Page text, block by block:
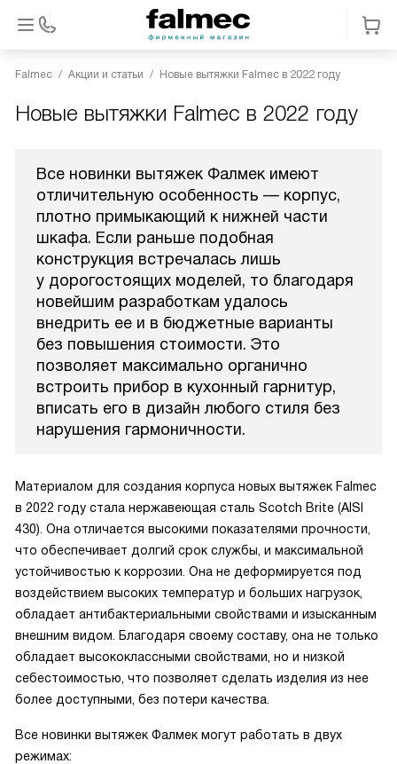
Falmec Акции и статьи Новые вытяжки Falmec в 2022 году
Новые вытяжки Falmec в 2022 году
Все новинки вытяжек Фалмек имеют
отличительную особенность — корпус,
плотно примыкающий к нижней части
шкафа. Если раньше подобная
конструкция встречалась лишь
у дорогостоящих моделей, то благодаря
новейшим разработкам удалось
внедрить ее и в бюджетные варианты
без повышения стоимости. Это
позволяет максимально органично
встроить прибор в кухонный гарнитур,
вписать его в дизайн любого стиля без
нарушения гармоничности.
Материалом для создания корпуса новых вытяжек Falmec
в 2022 году стала нержавеющая сталь Scotch Brite (AISI
430). Она отличается высокими показателями прочности,
что обеспечивает долгий срок службы, и максимальной
устойчивостью к коррозии. Она не деформируется под
воздействием высоких температур и больших нагрузок,
обладает антибактериальными свойствами и изысканным
внешним видом. Благодаря своему составу, она не только
обладает высококлассными свойствами, но и низкой
себестоимостью, что позволяет сделать изделия из нее
более доступными, без потери качества.
Все новинки вытяжек Фалмек могут работать в двух
режимах: